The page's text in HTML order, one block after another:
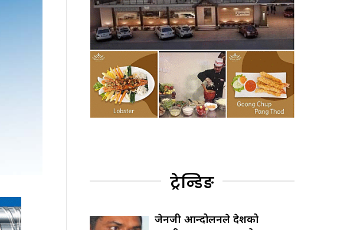
ट्रेन्डिङ
जेनजी आन्दोलनले देशको